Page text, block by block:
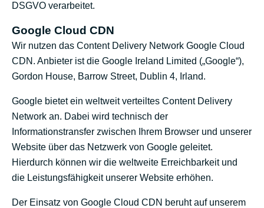
DSGVO verarbeitet.
Google Cloud CDN
Wir nutzen das Content Delivery Network Google Cloud
CDN. Anbieter ist die Google Ireland Limited („Google“),
Gordon House, Barrow Street, Dublin 4, Irland.
Google bietet ein weltweit verteiltes Content Delivery
Network an. Dabei wird technisch der
Informationstransfer zwischen Ihrem Browser und unserer
Website über das Netzwerk von Google geleitet.
Hierdurch können wir die weltweite Erreichbarkeit und
die Leistungsfähigkeit unserer Website erhöhen.
Der Einsatz von Google Cloud CDN beruht auf unserem